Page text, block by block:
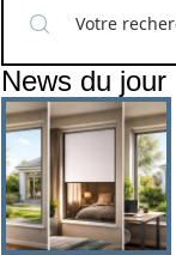
News du jour